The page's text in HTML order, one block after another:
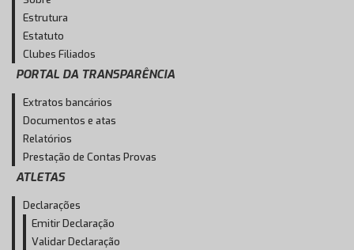
Estrutura
Estatuto
Clubes Filiados
PORTAL DA TRANSPARÊNCIA
Extratos bancários
Documentos e atas
Relatórios
Prestação de Contas Provas
ATLETAS
Declarações
Emitir Declaração
Validar Declaração